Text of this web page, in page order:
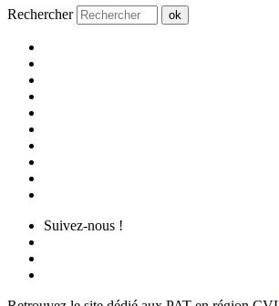
Rechercher ok
Suivez-nous !